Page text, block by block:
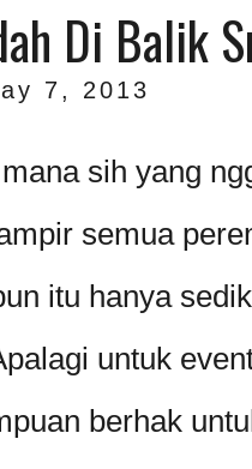
Di Balik
7, 2013
sih yang
semua
itu hanya
untuk
berhak